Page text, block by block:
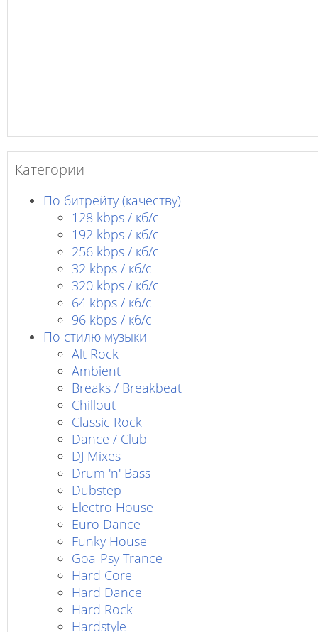
Категории
По битрейту (качеству)
128 kbps / кб/c
192 kbps / кб/c
256 kbps / кб/с
32 kbps / кб/c
320 kbps / кб/с
64 kbps / кб/c
96 kbps / кб/c
По стилю музыки
Alt Rock
Ambient
Breaks / Breakbeat
Chillout
Classic Rock
Dance / Club
DJ Mixes
Drum 'n' Bass
Dubstep
Electro House
Euro Dance
Funky House
Goa-Psy Trance
Hard Core
Hard Dance
Hard Rock
Hardstyle